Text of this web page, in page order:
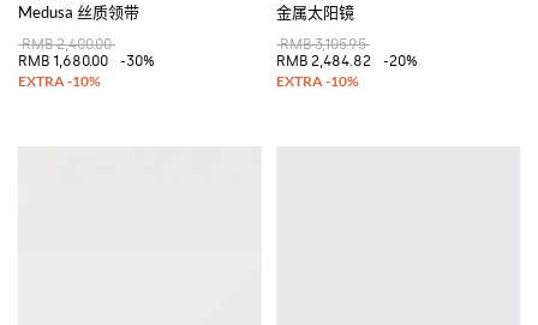
Medusa 丝质领带
RMB 2,400.00
RMB 1,680.00
-30%
金属太阳镜
RMB 3,105.95
RMB 2,484.82
-20%